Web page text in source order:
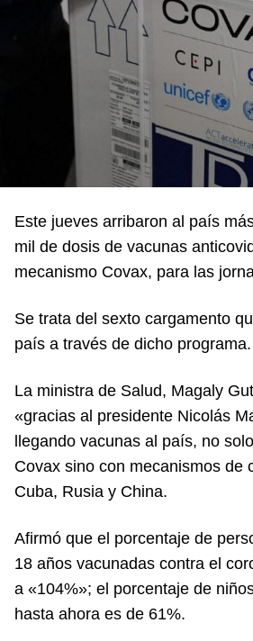
Este jueves arribaron al país
mil de dosis de vacunas
mecanismo Covax, para las
Se trata del sexto cargamento
país a través de dicho programa.
La ministra de Salud, Magaly
«gracias al presidente Nicolás
llegando vacunas al país, no
Covax sino con mecanismos de
Cuba, Rusia y China.
Afirmó que el porcentaje de
18 años vacunadas contra el
a «104%»; el porcentaje de
hasta ahora es de 61%.